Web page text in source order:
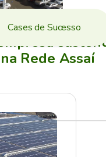
Rede Assaí
Cases de Sucesso